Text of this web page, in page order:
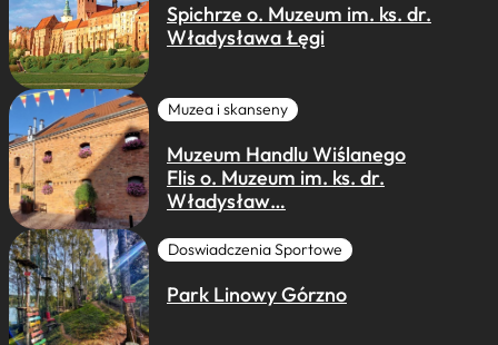
Spichrze o. Muzeum im. ks. dr.
Władysława Łęgi
Muzea i skanseny
Muzeum Handlu Wiślanego
Flis o. Muzeum im. ks. dr.
Władysław…
Doswiadczenia Sportowe
Park Linowy Górzno